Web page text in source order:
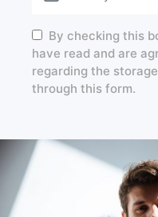
By checking this
have read and are
regarding the
through this form.